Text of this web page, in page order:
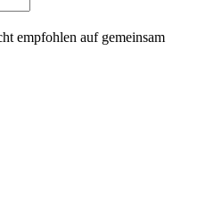
empfohlen auf gemeinsam